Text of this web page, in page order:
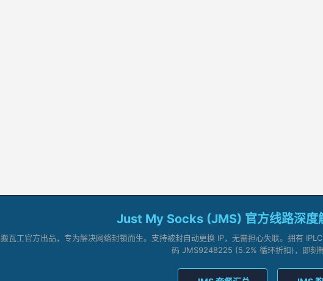
Just My Socks (JMS) 官方线路深度
搬瓦工官方出品，专为解决网络封锁而生。支持被封自动更换 IP，无需担心失联。拥有
码 JMS9248225 (5.2% 循环折扣)，即刻